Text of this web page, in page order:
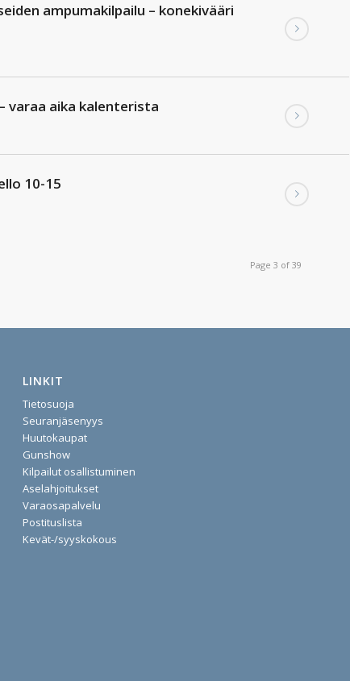
ampumakilpailu – konekivääri
varaa aika kalenterista
10-15
Page 3 of 39
LINKIT
Tietosuoja
Seuranjäsenyys
Huutokaupat
Gunshow
Kilpailut osallistuminen
Aselahjoitukset
Varaosapalvelu
Postituslista
Kevät-/syyskokous